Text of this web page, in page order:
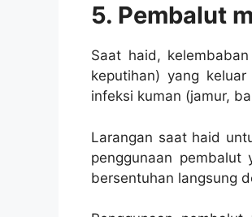
5. Pembalut
Saat haid,
keputihan) yang
infeksi kuman (jamur,
Larangan saat haid
penggunaan
bersentuhan langsung